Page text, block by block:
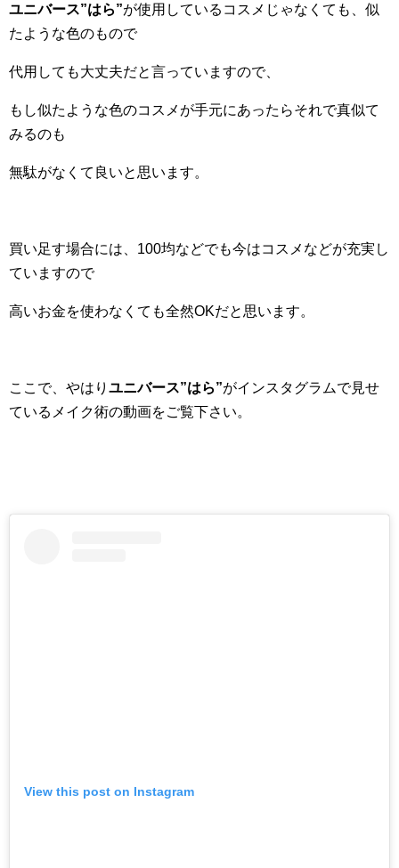
ユニバース”はら”が使用しているコスメじゃなくても、似
たような色のもので
代用しても大丈夫だと言っていますので、
もし似たような色のコスメが手元にあったらそれで真似て
みるのも
無駄がなくて良いと思います。
買い足す場合には、100均などでも今はコスメなどが充実し
ていますので
高いお金を使わなくても全然OKだと思います。
ここで、やはり ユニバース”はら”がインスタグラムで見せ
ているメイク術の動画をご覧下さい。
View this post on Instagram